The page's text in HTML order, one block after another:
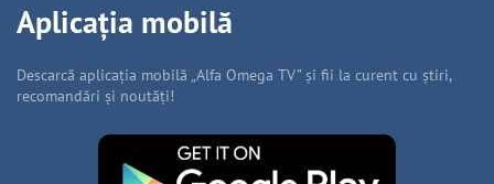
Aplicația mobilă
Descarcă aplicația mobilă „Alfa Omega TV” și fii la curent cu știri,
recomandări și noutăți!